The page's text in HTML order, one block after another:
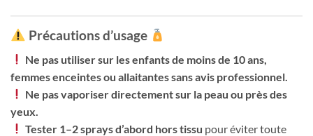
Précautions d’usage
Ne pas utiliser sur les enfants de moins de 10 ans,
femmes enceintes ou allaitantes sans avis professionnel.
Ne pas vaporiser directement sur la peau ou près des
yeux.
Tester 1–2 sprays d’abord hors tissu pour éviter toute